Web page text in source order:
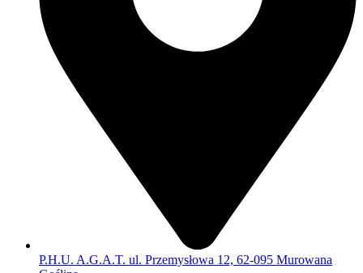
P.H.U. A.G.A.T. ul. Przemysłowa 12, 62-095 Murowana